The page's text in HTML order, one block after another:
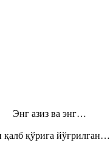
Энг азиз ва энг…
қўрига йўғрилган…